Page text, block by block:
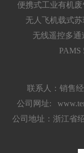
便携式工业有机
无人飞机载式
无线遥控多
PAMS
联系人：销售
公司网址:
公司地址：浙江省